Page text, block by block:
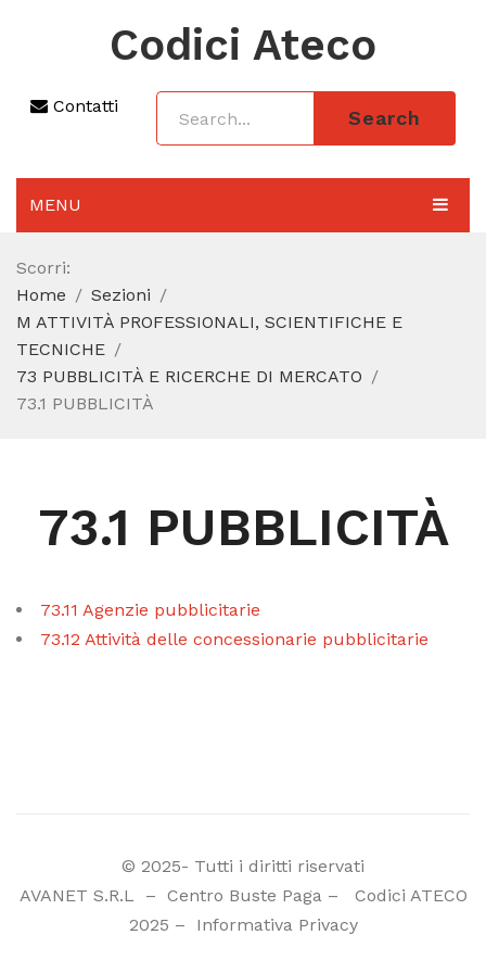
Codici Ateco
Contatti
Search
MENU
AGGIORNAMENTO 2025
SEZIONI
CODICE ATECO A COSA SERVE
REGIME FORFETTARIO
Scorri:
Home
Sezioni
M ATTIVITÀ PROFESSIONALI, SCIENTIFICHE E
TECNICHE
73 PUBBLICITÀ E RICERCHE DI MERCATO
73.1 PUBBLICITÀ
73.1 PUBBLICITÀ
73.11 Agenzie pubblicitarie
73.12 Attività delle concessionarie pubblicitarie
© 2025- Tutti i diritti riservati
AVANET S.R.L
– Centro Buste Paga– Codici ATECO
2025 – Informativa Privacy